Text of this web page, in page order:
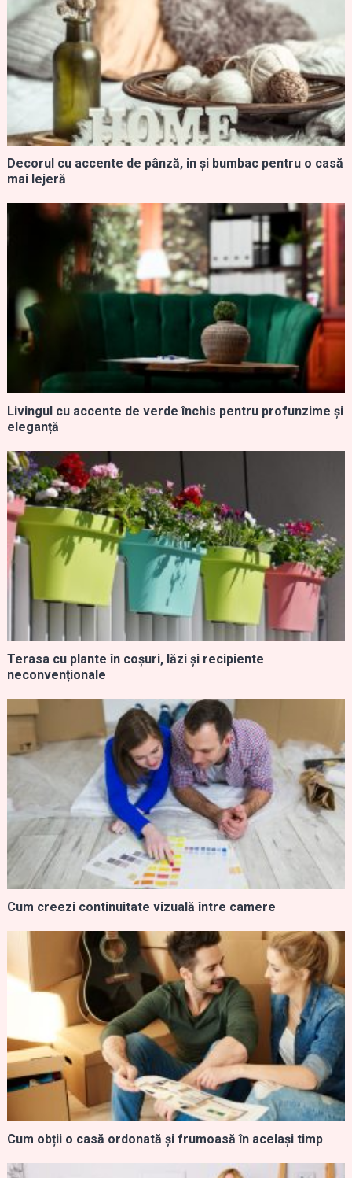
Decorul cu accente de pânză, in și bumbac pentru o casă
mai lejeră
Livingul cu accente de verde închis pentru profunzime și
eleganță
Terasa cu plante în coșuri, lăzi și recipiente
neconvenționale
Cum creezi continuitate vizuală între camere
Cum obții o casă ordonată și frumoasă în același timp